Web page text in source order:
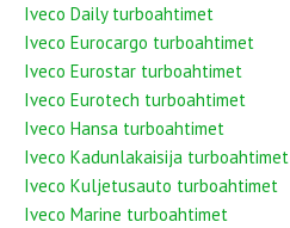
Iveco Daily turboahtimet
Iveco Eurocargo turboahtimet
Iveco Eurostar turboahtimet
Iveco Eurotech turboahtimet
Iveco Hansa turboahtimet
Iveco Kadunlakaisija turboahtimet
Iveco Kuljetusauto turboahtimet
Iveco Marine turboahtimet